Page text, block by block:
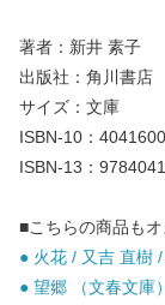
著者：新井 素子
出版社：角川書店
サイズ：文庫
ISBN-10：
ISBN-13：
■こちらの商品も
● 火花 / 又吉 直樹
● 望郷 （文春文庫